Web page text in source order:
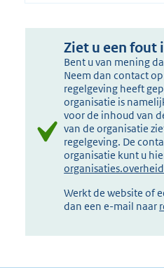
Ziet u een fout
Bent u van mening
Neem dan contact
regelgeving heeft
organisatie is
voor de inhoud van
van de organisatie
regelgeving. De
organisatie kunt u
Werkt de website of
dan een e-mail naar